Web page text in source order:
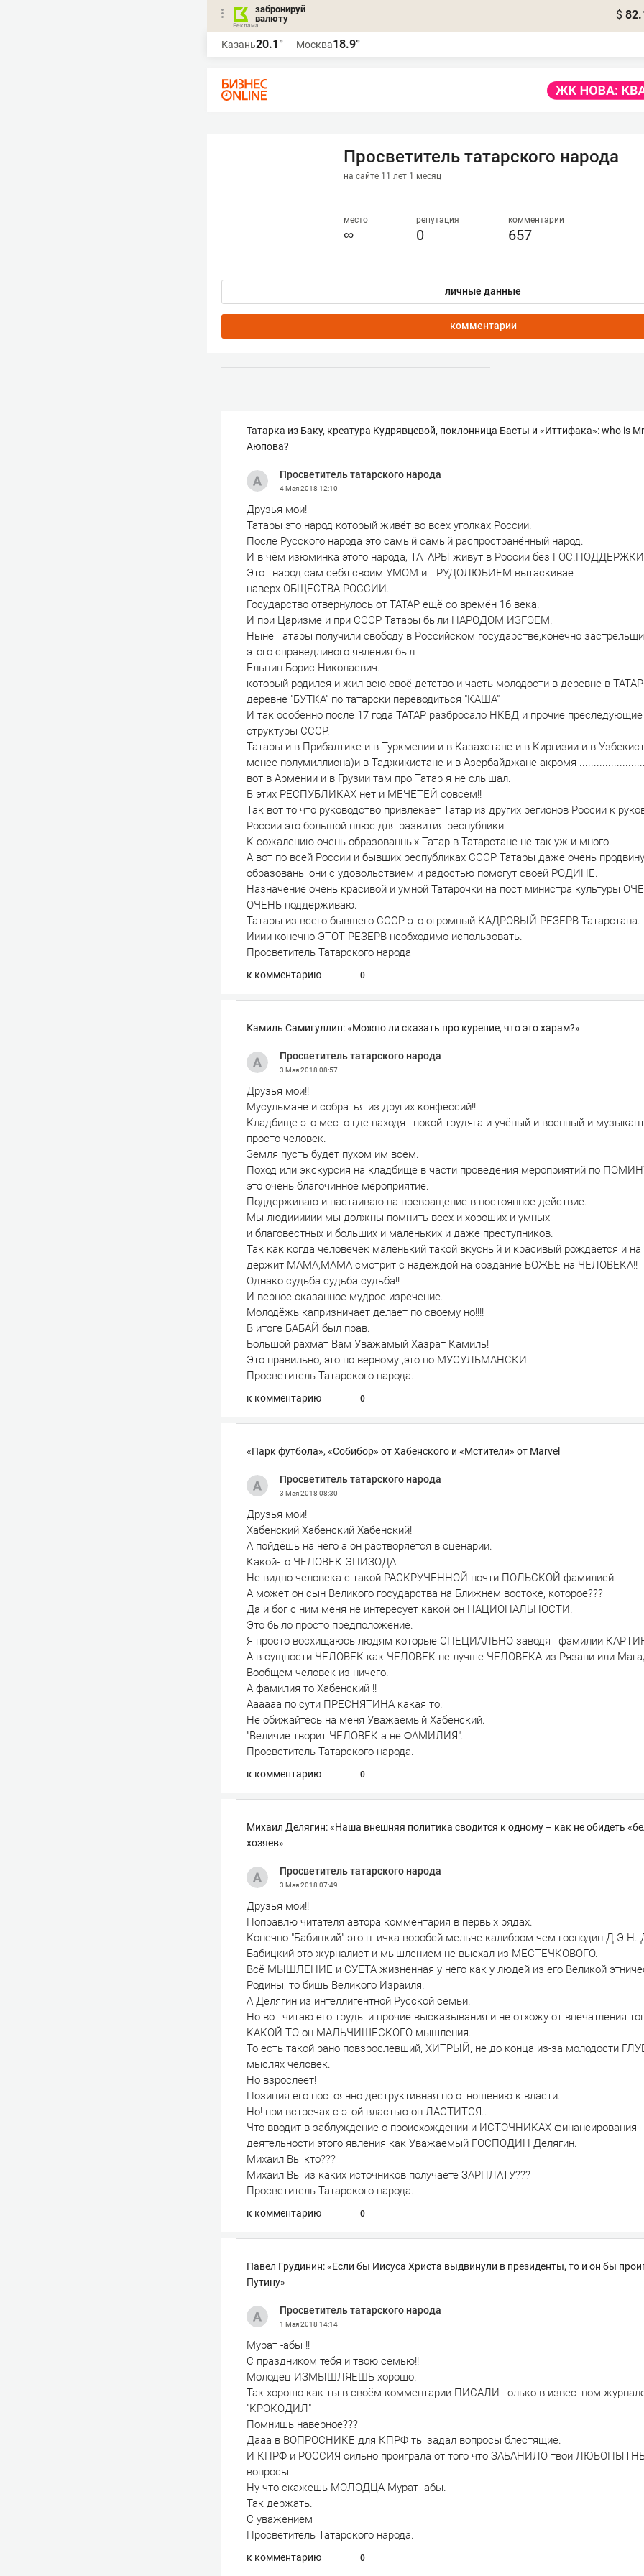
забронируй
валюту
$
Казань20.1° Москва18.9°
Просветитель татарского народа
на сайте 11 лет 1 месяц
место
∞
репутация
0
комментарии
657
личные данные
комментарии
Татарка из Баку, креатура Кудрявцевой, поклонница Басты и «Иттифака»: who is
Аюпова?
Просветитель татарского народа
4 Мая 2018 12:10
Друзья мои!
Татары это народ который живёт во всех уголках России.
После Русского народа это самый самый распространённый народ.
И в чём изюминка этого народа, ТАТАРЫ живут в России без
Этот народ сам себя своим УМОМ и ТРУДОЛЮБИЕМ вытаскивает
наверх ОБЩЕСТВА РОССИИ.
Государство отвернулось от ТАТАР ещё со времён 16 века.
И при Царизме и при СССР Татары были НАРОДОМ ИЗГОЕМ.
Ныне Татары получили свободу в Российском государстве,конечно
этого справедливого явления был
Ельцин Борис Николаевич.
который родился и жил всю своё детство и часть молодости в деревне в
деревне "БУТКА" по татарски переводиться "КАША"
И так особенно после 17 года ТАТАР разбросало НКВД и прочие преследующие
структуры СССР.
Татары и в Прибалтике и в Туркмении и в Казахстане и в Киргизии и в
менее полумиллиона)и в Таджикистане и в Азербайджане акромя
вот в Армении и в Грузии там про Татар я не слышал.
В этих РЕСПУБЛИКАХ нет и МЕЧЕТЕЙ совсем!!
Так вот то что руководство привлекает Татар из других регионов России к
России это большой плюс для развития республики.
К сожалению очень образованных Татар в Татарстане не так уж и много.
А вот по всей России и бывших республиках СССР Татары даже очень
образованы они с удовольствием и радостью помогут своей РОДИНЕ.
Назначение очень красивой и умной Татарочки на пост министра культуры
ОЧЕНЬ поддерживаю.
Татары из всего бывшего СССР это огромный КАДРОВЫЙ РЕЗЕРВ Татарстана.
Ииии конечно ЭТОТ РЕЗЕРВ необходимо использовать.
Просветитель Татарского народа
к комментарию 0
Камиль Самигуллин: «Можно ли сказать про курение, что это харам?»
Просветитель татарского народа
3 Мая 2018 08:57
Друзья мои!!
Мусульмане и собратья из других конфессий!!
Кладбище это место где находят покой трудяга и учёный и военный и
просто человек.
Земля пусть будет пухом им всем.
Поход или экскурсия на кладбище в части проведения мероприятий по
это очень благочинное мероприятие.
Поддерживаю и настаиваю на превращение в постоянное действие.
Мы людииииии мы должны помнить всех и хороших и умных
и благовестных и больших и маленьких и даже преступников.
Так как когда человечек маленький такой вкусный и красивый рождается и на
держит МАМА,МАМА смотрит с надеждой на создание БОЖЬЕ на ЧЕЛОВЕКА!!
Однако судьба судьба судьба!!
И верное сказанное мудрое изречение.
Молодёжь капризничает делает по своему но!!!!
В итоге БАБАЙ был прав.
Большой рахмат Вам Уважамый Хазрат Камиль!
Это правильно, это по верному ,это по МУСУЛЬМАНСКИ.
Просветитель Татарского народа.
к комментарию 0
«Парк футбола», «Собибор» от Хабенского и «Мстители» от Marvel
Просветитель татарского народа
3 Мая 2018 08:30
Друзья мои!
Хабенский Хабенский Хабенский!
А пойдёшь на него а он растворяется в сценарии.
Какой-то ЧЕЛОВЕК ЭПИЗОДА.
Не видно человека с такой РАСКРУЧЕННОЙ почти ПОЛЬСКОЙ фамилией.
А может он сын Великого государства на Ближнем востоке, которое???
Да и бог с ним меня не интересует какой он НАЦИОНАЛЬНОСТИ.
Это было просто предположение.
Я просто восхищаюсь людям которые СПЕЦИАЛЬНО заводят фамилии
А в сущности ЧЕЛОВЕК как ЧЕЛОВЕК не лучше ЧЕЛОВЕКА из Рязани или
Вообщем человек из ничего.
А фамилия то Хабенский !!
Аааааа по сути ПРЕСНЯТИНА какая то.
Не обижайтесь на меня Уважаемый Хабенский.
"Величие творит ЧЕЛОВЕК а не ФАМИЛИЯ".
Просветитель Татарского народа.
к комментарию 0
Михаил Делягин: «Наша внешняя политика сводится к одному – как не обидеть
хозяев»
Просветитель татарского народа
3 Мая 2018 07:49
Друзья мои!!
Поправлю читателя автора комментария в первых рядах.
Конечно "Бабицкий" это птичка воробей мельче калибром чем господин Д.Э.Н.
Бабицкий это журналист и мышлением не выехал из МЕСТЕЧКОВОГО.
Всё МЫШЛЕНИЕ и СУЕТА жизненная у него как у людей из его Великой
Родины, то бишь Великого Израиля.
А Делягин из интеллигентной Русской семьи.
Но вот читаю его труды и прочие высказывания и не отхожу от впечатления
КАКОЙ ТО он МАЛЬЧИШЕСКОГО мышления.
То есть такой рано повзрослевший, ХИТРЫЙ, не до конца из-за молодости
мыслях человек.
Но взрослеет!
Позиция его постоянно деструктивная по отношению к власти.
Но! при встречах с этой властью он ЛАСТИТСЯ..
Что вводит в заблуждение о происхождении и ИСТОЧНИКАХ финансирования
деятельности этого явления как Уважаемый ГОСПОДИН Делягин.
Михаил Вы кто???
Михаил Вы из каких источников получаете ЗАРПЛАТУ???
Просветитель Татарского народа.
к комментарию 0
Павел Грудинин: «Если бы Иисуса Христа выдвинули в президенты, то и он бы
Путину»
Просветитель татарского народа
1 Мая 2018 14:14
Мурат -абы !!
С праздником тебя и твою семью!!
Молодец ИЗМЫШЛЯЕШЬ хорошо.
Так хорошо как ты в своём комментарии ПИСАЛИ только в известном
"КРОКОДИЛ"
Помнишь наверное???
Дааа в ВОПРОСНИКЕ для КПРФ ты задал вопросы блестящие.
И КПРФ и РОССИЯ сильно проиграла от того что ЗАБАНИЛО твои
вопросы.
Ну что скажешь МОЛОДЦА Мурат -абы.
Так держать.
С уважением
Просветитель Татарского народа.
к комментарию 0